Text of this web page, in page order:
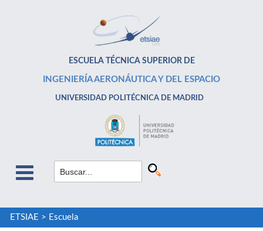
ESCUELA TÉCNICA SUPERIOR DE
INGENIERÍA AERONÁUTICA Y DEL ESPACIO
UNIVERSIDAD POLITÉCNICA DE MADRID
ETSIAE > Escuela